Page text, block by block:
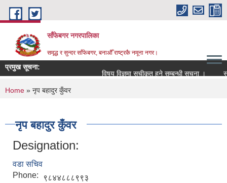
Skip to main content
साँफेबगर नगरपालिका
समृद्ध र सुन्दर साँफेबगर, बनाऔँ राष्ट्रकै नमूना नगर।
प्रमुख सूचना:
विषय विज्ञमा सुचीकृत हुने सम्बन्धी सूचना ।
You are here
Home » नृप बहादुर कुँवर
नृप बहादुर कुँवर
Designation:
वडा सचिव
Phone:
९८४४८८८९९३